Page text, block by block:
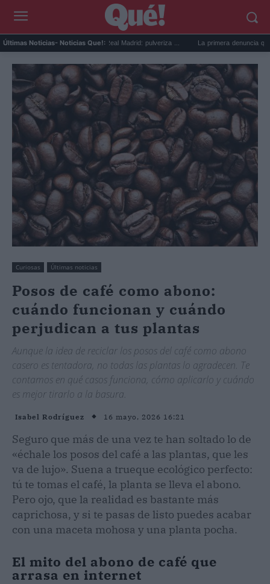
Últimas Noticias- Noticias Que!:
de Yan Diomande al Real Madrid: pulveriza ... La primera denuncia que pone
Curiosas Últimas noticias
Posos de café como abono:
cuándo funcionan y cuándo
perjudican a tus plantas
Aunque la idea de reciclar los posos del café como abono
casero es tentadora, no todas las plantas lo agradecen. Te
contamos en qué casos funciona, cómo aplicarlo y cuándo
es mejor tirarlo a la basura.
Isabel Rodríguez 16 mayo, 2026 16:21
Seguro que más de una vez te han soltado lo de
«échale los posos del café a las plantas, que les
va de lujo». Suena a trueque ecológico perfecto:
tú te tomas el café, la planta se lleva el abono.
Pero ojo, que la realidad es bastante más
caprichosa, y si te pasas de listo puedes acabar
con una maceta mohosa y una planta pocha.
El mito del abono de café que
arrasa en internet